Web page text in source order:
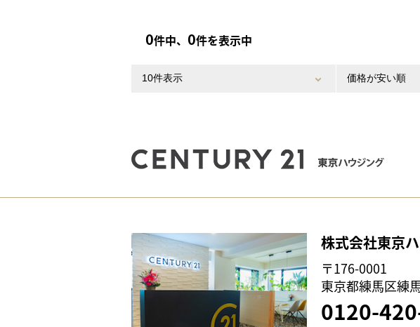
0件中、 0件を表示中
株式会社東京
〒176-0001
東京都練馬区練
0120-